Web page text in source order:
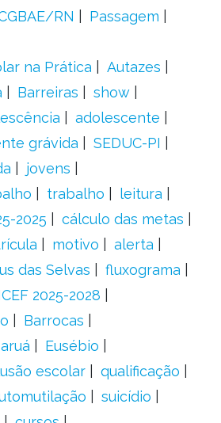
RN
Passagem
na Prática
Autazes
Barreiras
show
adolescente
grávida
SEDUC-PI
jovens
trabalho
leitura
2025
cálculo das metas
motivo
alerta
das Selvas
fluxograma
2025-2028
Barrocas
Eusébio
escolar
qualificação
suicídio